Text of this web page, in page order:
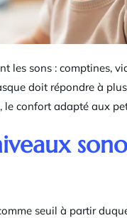
les sons : comptines,
doit répondre à
le confort adapté aux
seuil à partir